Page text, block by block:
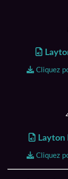
Cliquez
Cliquez